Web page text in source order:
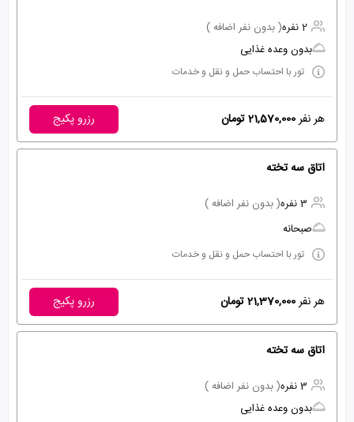
2 نفره
( بدون نفر اضافه )
بدون وعده غذایی
تور با احتساب حمل و نقل و خدمات
هر نفر21,570,000 تومان رزرو پکیج
اتاق سه تخته
3 نفره
( بدون نفر اضافه )
صبحانه
تور با احتساب حمل و نقل و خدمات
هر نفر21,370,000 تومان رزرو پکیج
اتاق سه تخته
3 نفره
( بدون نفر اضافه )
بدون وعده غذایی